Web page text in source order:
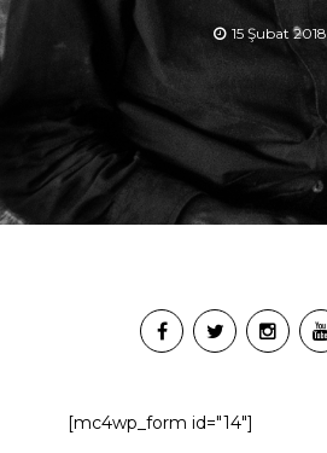
15 Şubat 2018
[mc4wp_form id="14"]